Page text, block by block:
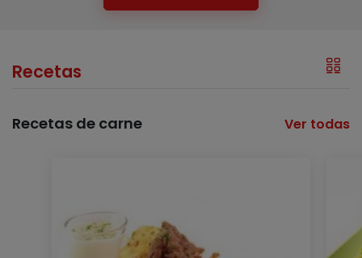
Recetas
Recetas de carne Ver todas